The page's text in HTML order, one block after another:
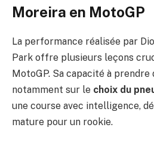
Moreira en MotoGP
La performance réalisée par
Park offre plusieurs leçons
MotoGP. Sa capacité à prendre
notamment sur le choix du
une course avec intelligence,
mature pour un rookie.